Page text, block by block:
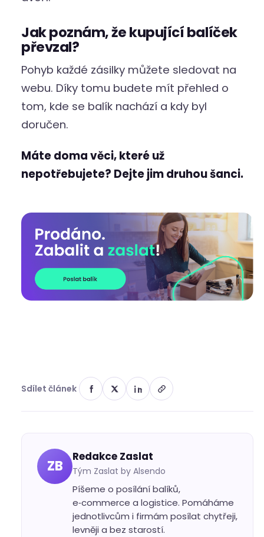
Jak poznám, že kupující balíček
převzal?
Pohyb každé zásilky můžete sledovat na
webu. Díky tomu budete mít přehled o
tom, kde se balík nachází a kdy byl
doručen.
Máte doma věci, které už
nepotřebujete? Dejte jim druhou šanci.
Sdílet článek
ZB
Redakce Zaslat
Tým Zaslat by Alsendo
Píšeme o posílání balíků,
e‑commerce a logistice. Pomáháme
jednotlivcům i firmám posílat chytřeji,
levněji a bez starostí.